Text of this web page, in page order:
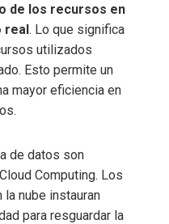
de los recursos en
real. Lo que significa
utilizados
Esto permite un
mayor eficiencia en
de datos son
Computing. Los
nube instauran
para resguardar la